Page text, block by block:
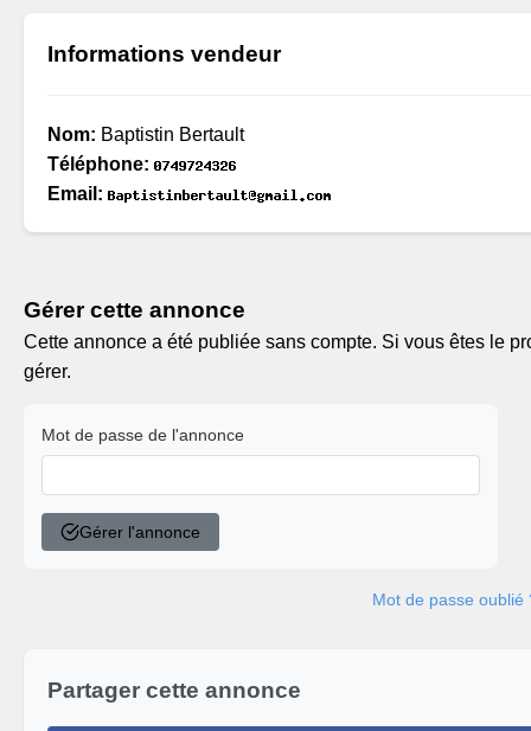
Informations vendeur
Nom: Baptistin Bertault
Téléphone:
Email:
Gérer cette annonce
Cette annonce a été publiée sans compte. Si vous êtes le
gérer.
Mot de passe de l'annonce
Gérer l'annonce
Mot de passe oublié
Partager cette annonce